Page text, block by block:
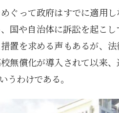
ぐって政府はすでに適用し
国や自治体に訴訟を起こ
置を求める声もあるが、
無償化が導入されて以来
わけである。